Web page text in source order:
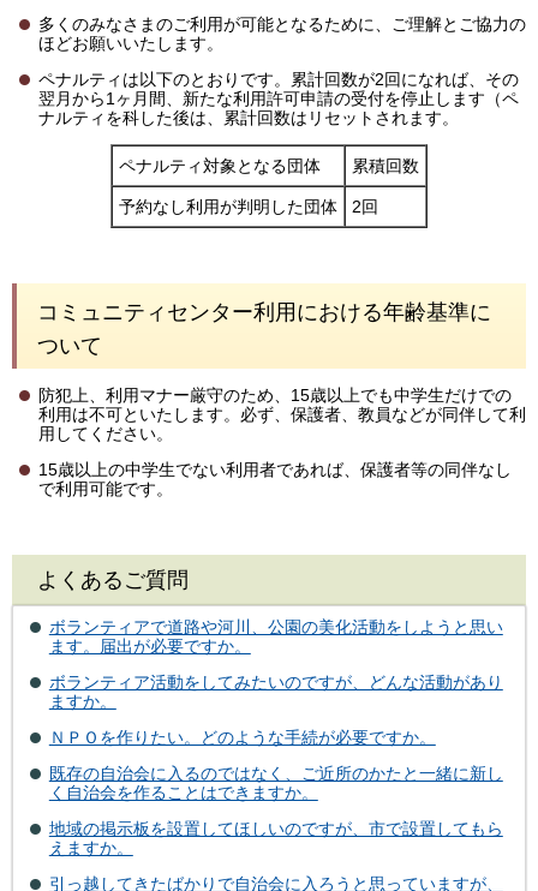
多くのみなさまのご利用が可能となるために、ご理解とご協力の
ほどお願いいたします。
ペナルティは以下のとおりです。累計回数が2回になれば、その
翌月から1ヶ月間、新たな利用許可申請の受付を停止します（ペ
ナルティを科した後は、累計回数はリセットされます。
ペナルティ対象となる団体 累積回数
予約なし利用が判明した団体 2回
コミュニティセンター利用における年齢基準に
ついて
防犯上、利用マナー厳守のため、15歳以上でも中学生だけでの
利用は不可といたします。必ず、保護者、教員などが同伴して利
用してください。
15歳以上の中学生でない利用者であれば、保護者等の同伴なし
で利用可能です。
よくあるご質問
ボランティアで道路や河川、公園の美化活動をしようと思い
ます。届出が必要ですか。
ボランティア活動をしてみたいのですが、どんな活動があり
ますか。
ＮＰＯを作りたい。どのような手続が必要ですか。
既存の自治会に入るのではなく、ご近所のかたと一緒に新し
く自治会を作ることはできますか。
地域の掲示板を設置してほしいのですが、市で設置してもら
えますか。
引っ越してきたばかりで自治会に入ろうと思っていますが、